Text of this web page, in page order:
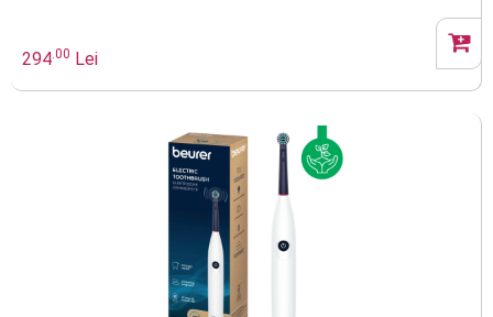
294.00 Lei